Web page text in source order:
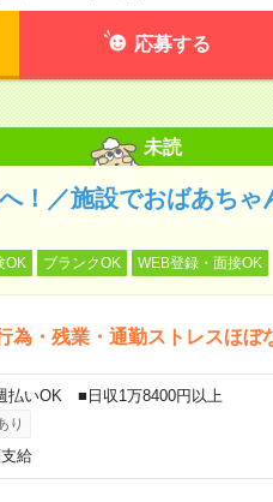
応募する
未読
！／施設でおばあち
OK ブランクOK WEB登録・面接OK
為・残業・通勤ストレスほ
いOK ■日収1万8400円以上
り
給